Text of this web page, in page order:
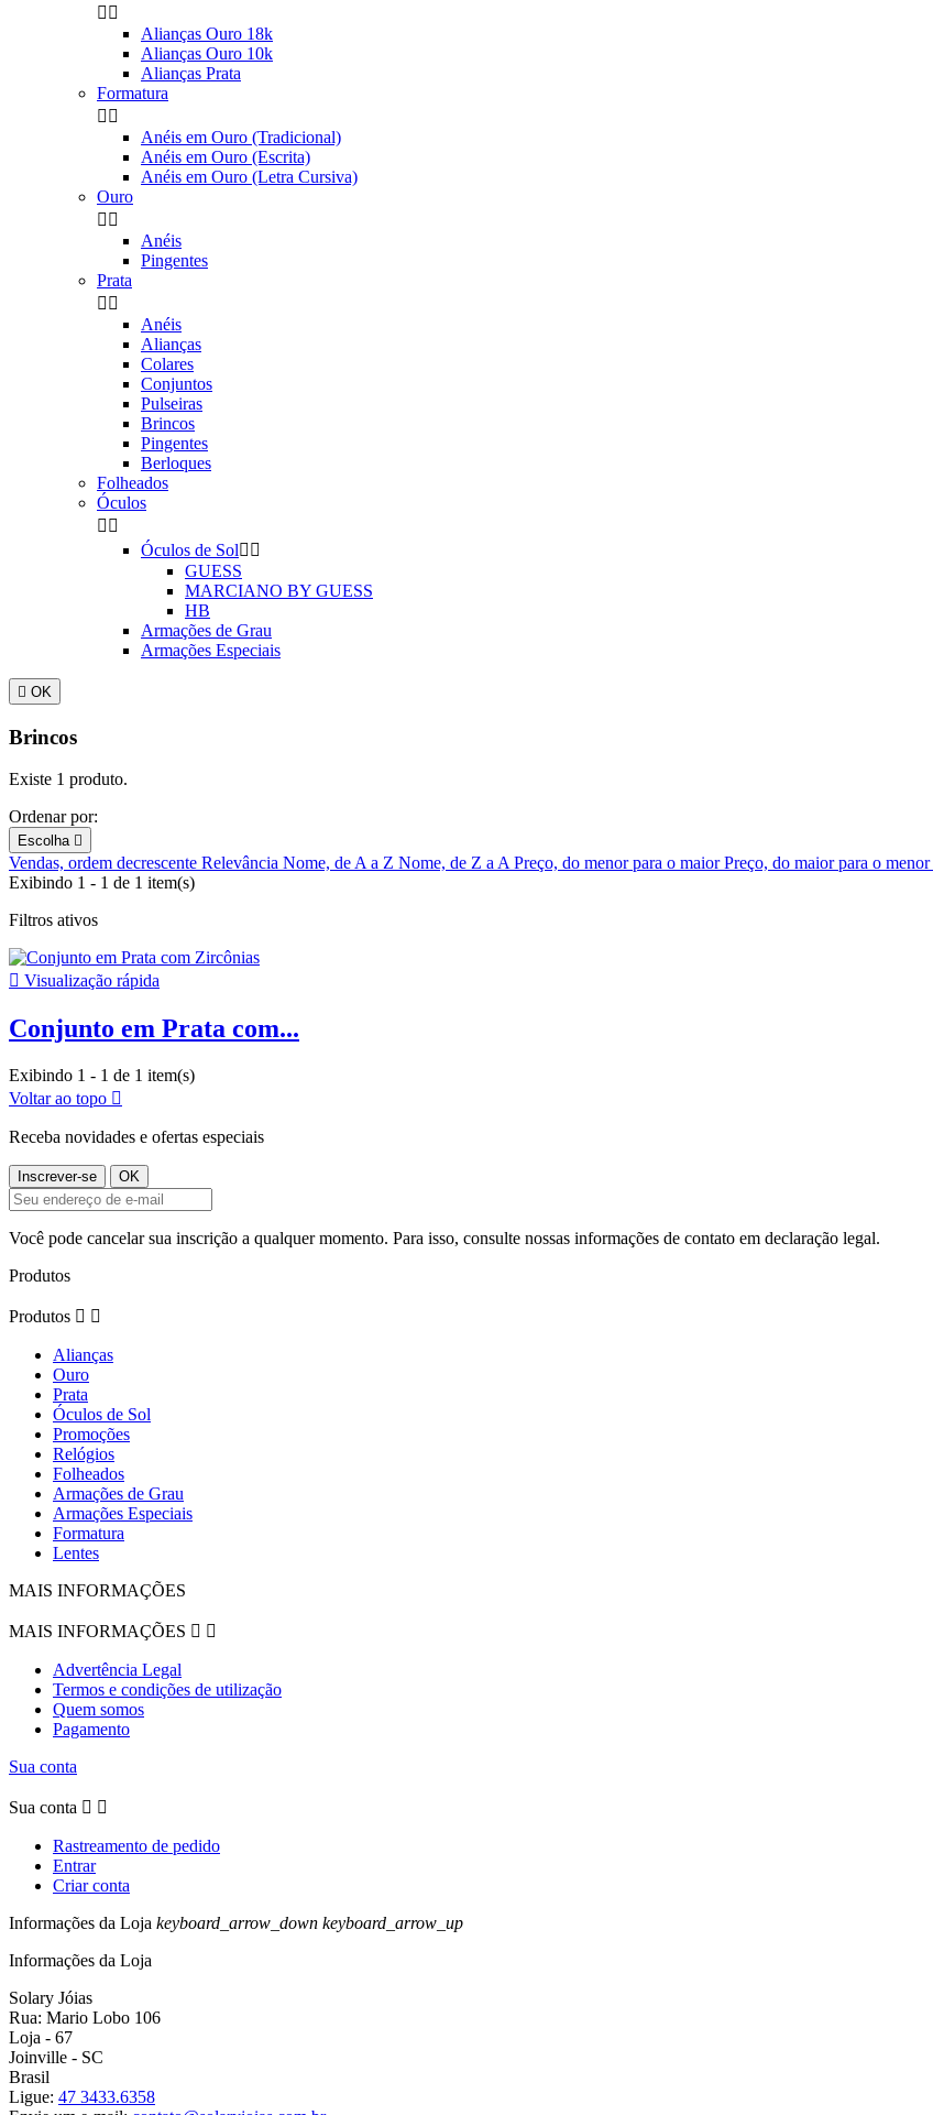
 
Alianças Ouro 18k
Alianças Ouro 10k
Alianças Prata
Formatura
 
Anéis em Ouro (Tradicional)
Anéis em Ouro (Escrita)
Anéis em Ouro (Letra Cursiva)
Ouro
 
Anéis
Pingentes
Prata
 
Anéis
Alianças
Colares
Conjuntos
Pulseiras
Brincos
Pingentes
Berloques
Folheados
Óculos
 
Óculos de Sol 
GUESS
MARCIANO BY GUESS
HB
Armações de Grau
Armações Especiais
 OK
Brincos
Existe 1 produto.
Ordenar por:
Escolha 
Vendas, ordem decrescente Relevância Nome, de A a Z Nome, de Z a APreço, do menor para o maiorPreço, do maior para o menor
Exibindo 1 - 1 de 1 item(s)
Filtros ativos
 Visualização rápida
Conjunto em Prata com...
Exibindo 1 - 1 de 1 item(s)
Voltar ao topo 
Receba novidades e ofertas especiais
Você pode cancelar sua inscrição a qualquer momento. Para isso, consulte nossas informações de contato em declaração legal.
Produtos
Produtos  
Alianças
Ouro
Prata
Óculos de Sol
Promoções
Relógios
Folheados
Armações de Grau
Armações Especiais
Formatura
Lentes
MAIS INFORMAÇÕES
MAIS INFORMAÇÕES  
Advertência Legal
Termos e condições de utilização
Quem somos
Pagamento
Sua conta
Sua conta  
Rastreamento de pedido
Entrar
Criar conta
Informações da Loja keyboard_arrow_down keyboard_arrow_up
Informações da Loja
Solary Jóias
Rua: Mario Lobo 106
Loja - 67
Joinville - SC
Brasil
Ligue: 47 3433.6358